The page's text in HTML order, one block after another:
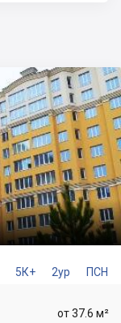
5К+ 2ур ПСН
от 37.6 м²